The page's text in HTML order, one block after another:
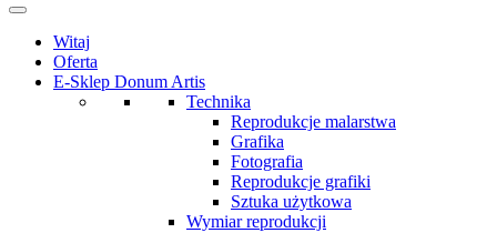
Witaj
Oferta
E-Sklep Donum Artis
Technika
Reprodukcje malarstwa
Grafika
Fotografia
Reprodukcje grafiki
Sztuka użytkowa
Wymiar reprodukcji